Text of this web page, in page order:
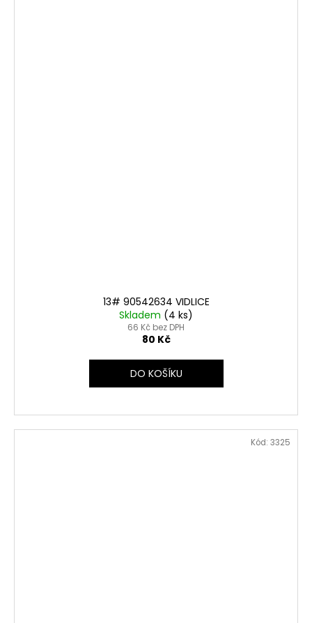
13# 90542634 VIDLICE
Skladem (4 ks)
66 Kč bez DPH
80 Kč
DO KOŠÍKU
Kód: 3325